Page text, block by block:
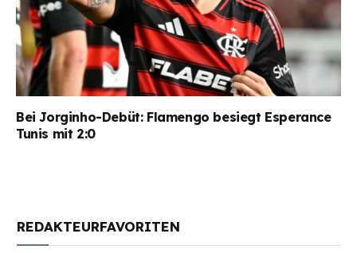
Bei Jorginho-Debüt: Flamengo besiegt Esperance
Tunis mit 2:0
REDAKTEURFAVORITEN